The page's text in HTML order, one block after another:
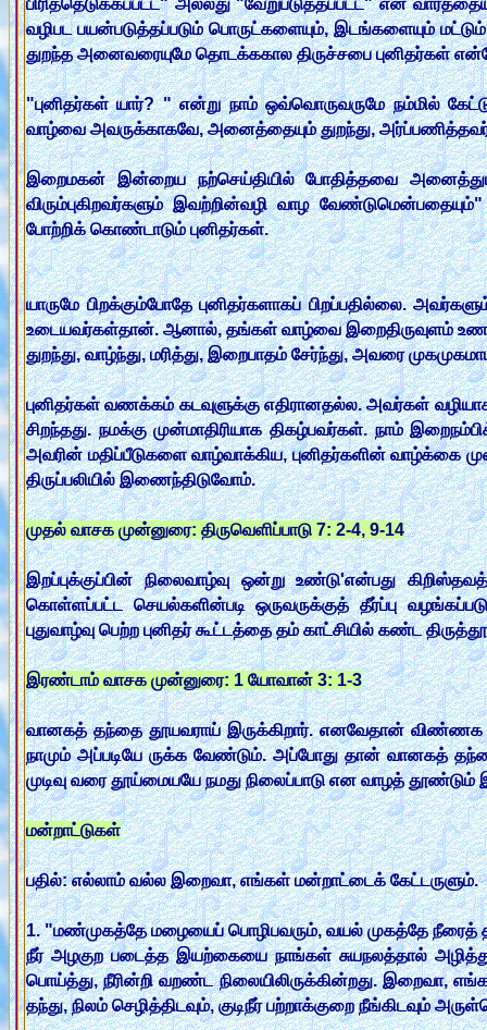
பிரித்தெடுக்கப்பட்ட" அல்லது "வேறுபடுத்தப்பட்ட" என
வழிபட பயன்படுத்தப்படும் பொருட்களையும், இடங்களையும் மட்டும்
துறந்த அனைவரையுமே தொடக்ககால திருச்சபை புனிதர்கள்
"புனிதர்கள் யார்? " என்று நாம் ஒவ்வொருவருமே நம்மில்
வாழ்வை அவருக்காகவே, அனைத்தையும் துறந்து,
இறைமகன் இன்றைய நற்செய்தியில் போதித்தவை
விரும்புகிறவர்களும் இவற்றின்வழி வாழ
போற்றிக் கொண்டாடும் புனிதர்கள்.
யாருமே பிறக்கும்போதே புனிதர்களாகப் பிறப்பதில்லை.
உடையவர்கள்தான். ஆனால், தங்கள் வாழ்வை இறைதிருவுளம்
துறந்து, வாழ்ந்து, மரித்து, இறைபாதம் சேர்ந்து, அவரை
புனிதர்கள் வணக்கம் கடவுளுக்கு எதிரானதல்ல. அவர்கள்
சிறந்தது. நமக்கு முன்மாதிரியாக திகழ்பவர்கள். நாம்
அவரின் மதிப்பீடுகளை வாழ்வாக்கிய, புனிதர்களின் வாழ்க்கை
திருப்பலியில் இணைந்திடுவோம்.
முதல் வாசக முன்னுரை: திருவெளிப்பாடு 7: 2-4, 9-14
இறப்புக்குப்பின் நிலைவாழ்வு ஒன்று உண்டு'என்பது
கொள்ளப்பட்ட செயல்களின்படி ஒருவருக்குத் தீர்ப்பு
புதுவாழ்வு பெற்ற புனிதர் கூட்டத்தை தம் காட்சியில் கண்ட
இரண்டாம் வாசக முன்னுரை: 1 யோவான் 3: 1-3
வானகத் தந்தை தூயவராய் இருக்கிறார். எனவேதான் விண்ணக
நாமும் அப்படியே ருக்க வேண்டும். அப்போது தான் வானகத்
முடிவு வரை தூய்மையயே நமது நிலைப்பாடு என வாழத்
மன்றாட்டுகள்
பதில்: எல்லாம் வல்ல இறைவா, எங்கள் மன்றாட்டைக் கேட்டருளும்.
1. "மண்முகத்தே மழையைப் பொழிபவரும், வயல் முகத்தே நீரைத்
நீர் அழகுற படைத்த இயற்கையை நாங்கள் சுயநலத்தால் அழித்து,
பொய்த்து, நீரின்றி வறண்ட நிலையிலிருக்கின்றது. இறைவா,
தந்து, நிலம் செழித்திடவும், குடிநீர் பற்றாக்குறை